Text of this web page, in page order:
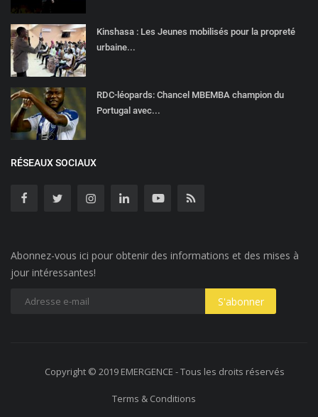
Kinshasa : Les Jeunes mobilisés pour la propreté
urbaine...
RDC-léopards: Chancel MBEMBA champion du
Portugal avec...
RÉSEAUX SOCIAUX
Abonnez-vous ici pour obtenir des informations et des mises à
jour intéressantes!
Copyright © 2019 EMERGENCE - Tous les droits réservés
Terms & Conditions